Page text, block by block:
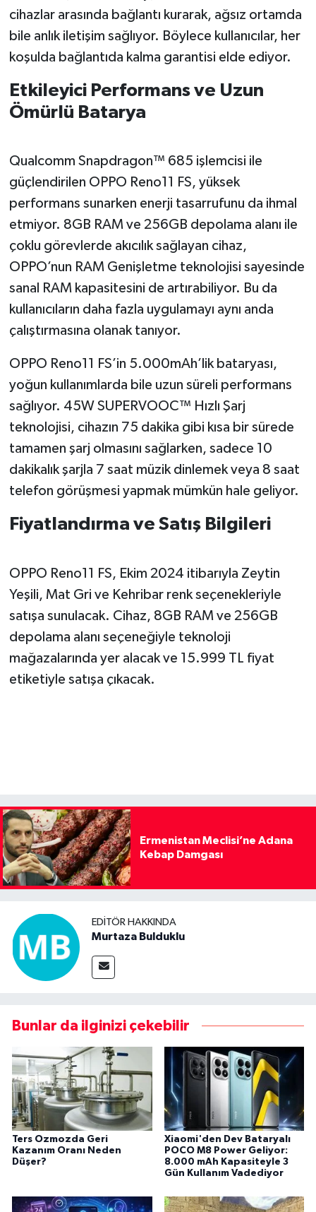
cihazlar arasında bağlantı kurarak, ağsız ortamda
bile anlık iletişim sağlıyor. Böylece kullanıcılar, her
koşulda bağlantıda kalma garantisi elde ediyor.
Etkileyici Performans ve Uzun
Ömürlü Batarya
Qualcomm Snapdragon™ 685 işlemcisi ile
güçlendirilen OPPO Reno11 FS, yüksek
performans sunarken enerji tasarrufunu da ihmal
etmiyor. 8GB RAM ve 256GB depolama alanı ile
çoklu görevlerde akıcılık sağlayan cihaz,
OPPO’nun RAM Genişletme teknolojisi sayesinde
sanal RAM kapasitesini de artırabiliyor. Bu da
kullanıcıların daha fazla uygulamayı aynı anda
çalıştırmasına olanak tanıyor.
OPPO Reno11 FS’in 5.000mAh’lik bataryası,
yoğun kullanımlarda bile uzun süreli performans
sağlıyor. 45W SUPERVOOC™ Hızlı Şarj
teknolojisi, cihazın 75 dakika gibi kısa bir sürede
tamamen şarj olmasını sağlarken, sadece 10
dakikalık şarjla 7 saat müzik dinlemek veya 8 saat
telefon görüşmesi yapmak mümkün hale geliyor.
Fiyatlandırma ve Satış Bilgileri
OPPO Reno11 FS, Ekim 2024 itibarıyla Zeytin
Yeşili, Mat Gri ve Kehribar renk seçenekleriyle
satışa sunulacak. Cihaz, 8GB RAM ve 256GB
depolama alanı seçeneğiyle teknoloji
mağazalarında yer alacak ve 15.999 TL fiyat
etiketiyle satışa çıkacak.
Ermenistan Meclisi’ne Adana
Kebap Damgası
EDITÖR HAKKINDA
Murtaza Bulduklu
Bunlar da ilginizi çekebilir
Ters Ozmozda Geri
Kazanım Oranı Neden
Düşer?
Xiaomi'den Dev Bataryalı
POCO M8 Power Geliyor:
8.000 mAh Kapasiteyle 3
Gün Kullanım Vadediyor